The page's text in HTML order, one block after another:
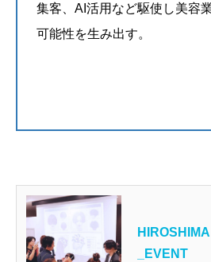
集客、AI活用など駆使し美容
可能性を生み出す。
_EVENT